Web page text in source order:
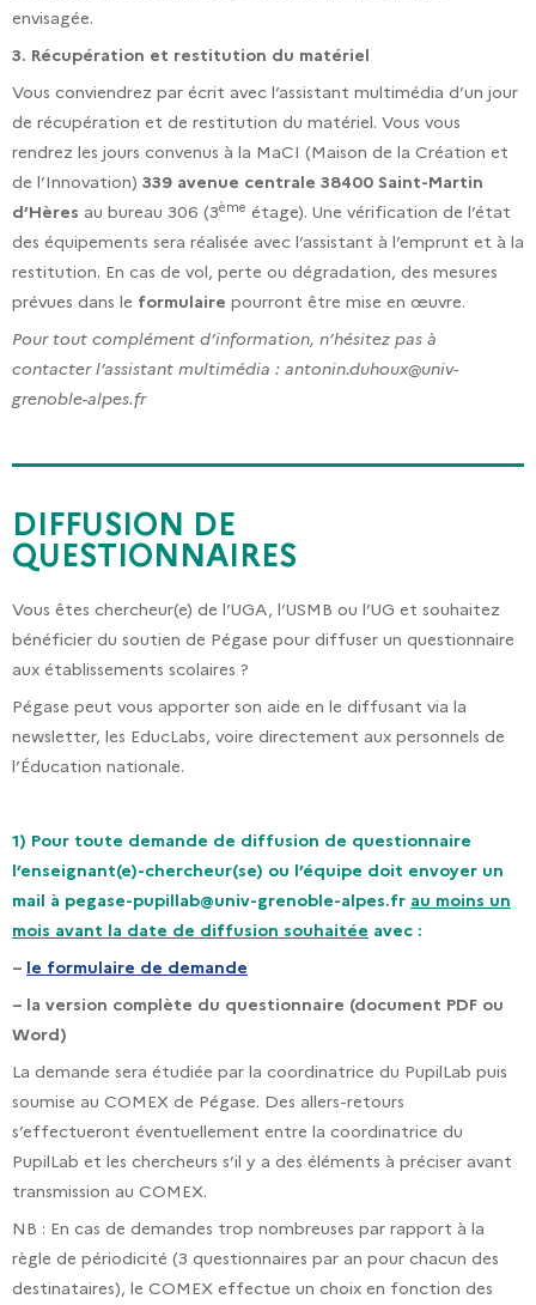
envisagée.
3. Récupération et restitution du matériel
Vous conviendrez par écrit avec l’assistant multimédia d’un jour
de récupération et de restitution du matériel. Vous vous
rendrez les jours convenus à la MaCI (Maison de la Création et
de l’Innovation) 339 avenue centrale 38400 Saint-Martin
d’Hères au bureau 306 (3ème étage). Une vérification de l’état
des équipements sera réalisée avec l’assistant à l’emprunt et à la
restitution. En cas de vol, perte ou dégradation, des mesures
prévues dans le formulaire pourront être mise en œuvre.
Pour tout complément d’information, n’hésitez pas à
contacter l’assistant multimédia : antonin.duhoux@univ-
grenoble-alpes.fr
DIFFUSION DE
QUESTIONNAIRES
Vous êtes chercheur(e) de l’UGA, l’USMB ou l’UG et souhaitez
bénéficier du soutien de Pégase pour diffuser un questionnaire
aux établissements scolaires ?
Pégase peut vous apporter son aide en le diffusant via la
newsletter, les EducLabs, voire directement aux personnels de
l’Éducation nationale.
1) Pour toute demande de diffusion de questionnaire
l’enseignant(e)-chercheur(se) ou l’équipe doit envoyer un
mail à pegase-pupillab@univ-grenoble-alpes.fr au moins un
mois avant la date de diffusion souhaitée avec :
– le formulaire de demande
– la version complète du questionnaire (document PDF ou
Word)
La demande sera étudiée par la coordinatrice du PupilLab puis
soumise au COMEX de Pégase. Des allers-retours
s’effectueront éventuellement entre la coordinatrice du
PupilLab et les chercheurs s’il y a des éléments à préciser avant
transmission au COMEX.
NB : En cas de demandes trop nombreuses par rapport à la
règle de périodicité (3 questionnaires par an pour chacun des
destinataires), le COMEX effectue un choix en fonction des